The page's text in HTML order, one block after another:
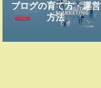
ブログの育て方・運営
方法